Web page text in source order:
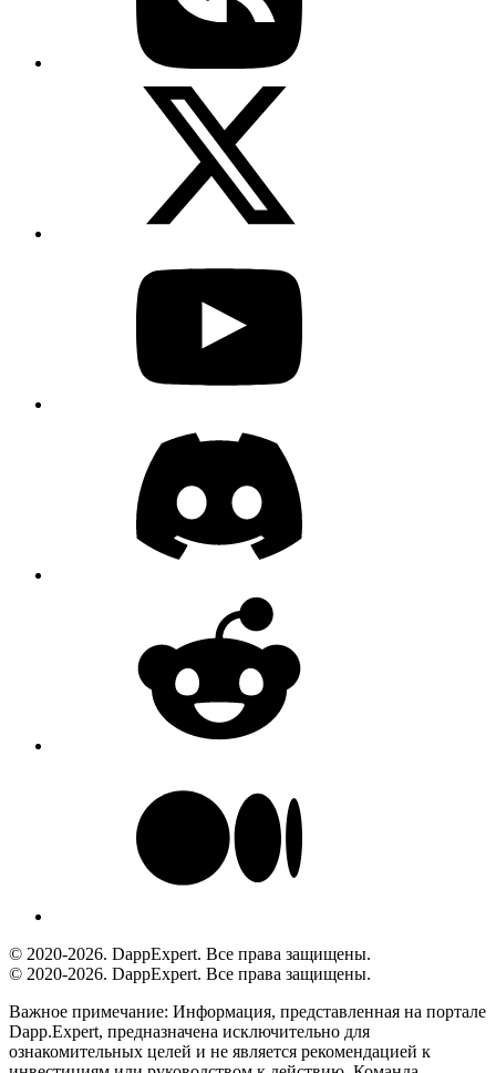
© 2020-2026. DappExpert. Все права защищены.
© 2020-2026. DappExpert. Все права защищены.
Важное примечание: Информация, представленная на портале
Dapp.Expert, предназначена исключительно для
ознакомительных целей и не является рекомендацией к